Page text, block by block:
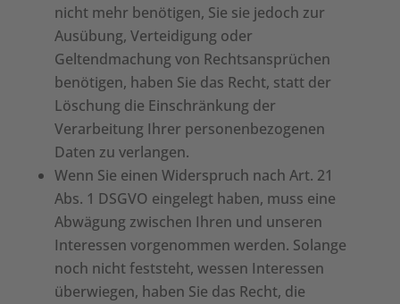
nicht mehr benötigen, Sie sie jedoch zur
Ausübung, Verteidigung oder
Geltendmachung von Rechtsansprüchen
benötigen, haben Sie das Recht, statt der
Löschung die Einschränkung der
Verarbeitung Ihrer personenbezogenen
Daten zu verlangen.
Wenn Sie einen Widerspruch nach Art. 21
Abs. 1 DSGVO eingelegt haben, muss eine
Abwägung zwischen Ihren und unseren
Interessen vorgenommen werden. Solange
noch nicht feststeht, wessen Interessen
überwiegen, haben Sie das Recht, die